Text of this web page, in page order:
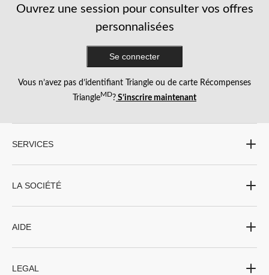
Ouvrez une session pour consulter vos offres
personnalisées
Se connecter
Vous n’avez pas d’identifiant Triangle ou de carte Récompenses
TriangleMD? S’inscrire maintenant
SERVICES
LA SOCIÉTÉ
AIDE
LEGAL